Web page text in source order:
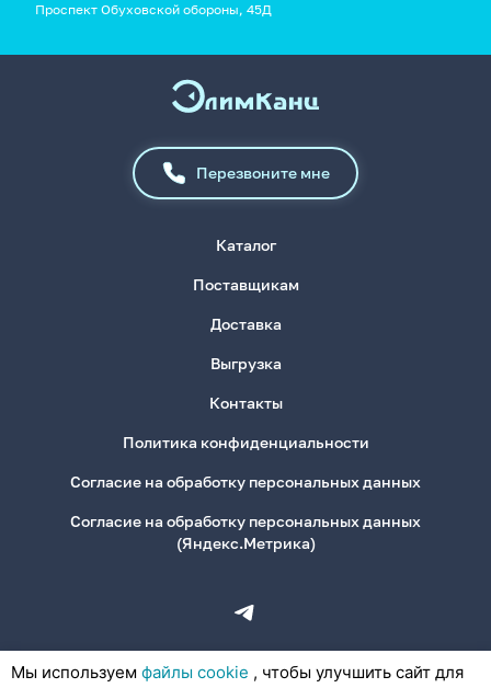
Проспект Обуховской обороны, 45Д
Перезвоните мне
Каталог
Поставщикам
Доставка
Выгрузка
Контакты
Политика конфиденциальности
Согласие на обработку персональных данных
Согласие на обработку персональных данных
(Яндекс.Метрика)
Мы используем файлы cookie , чтобы улучшить сайт для